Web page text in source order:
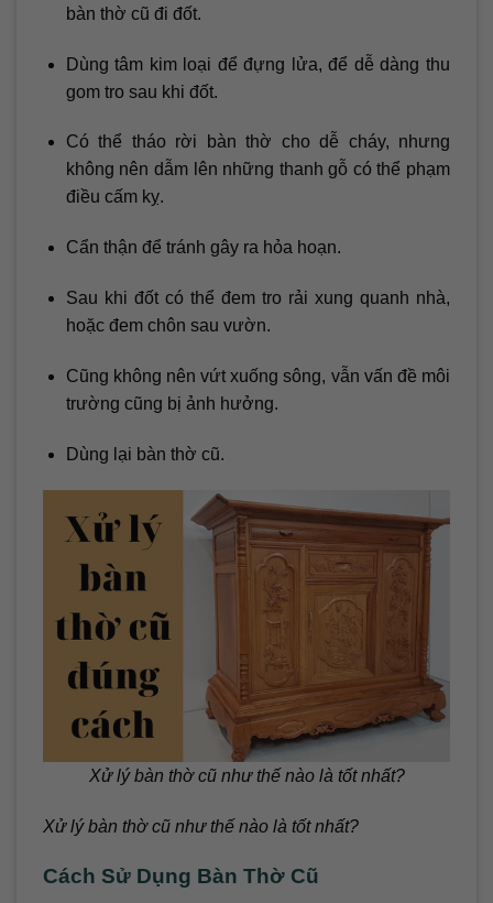
bàn thờ cũ đi đốt.
Dùng tâm kim loại để đựng lửa, để dễ dàng thu
gom tro sau khi đốt.
Có thể tháo rời bàn thờ cho dễ cháy, nhưng
không nên dẫm lên những thanh gỗ có thể phạm
điều cấm kỵ.
Cẩn thận để tránh gây ra hỏa hoạn.
Sau khi đốt có thể đem tro rải xung quanh nhà,
hoặc đem chôn sau vườn.
Cũng không nên vứt xuống sông, vẫn vấn đề môi
trường cũng bị ảnh hưởng.
Dùng lại bàn thờ cũ.
Xử lý bàn thờ cũ như thế nào là tốt nhất?
Xử lý bàn thờ cũ như thế nào là tốt nhất?
Cách Sử Dụng Bàn Thờ Cũ